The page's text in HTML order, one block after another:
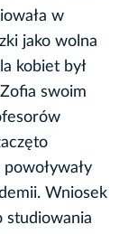
w
jako wolna
kobiet był
swoim
Wniosek
studiowania